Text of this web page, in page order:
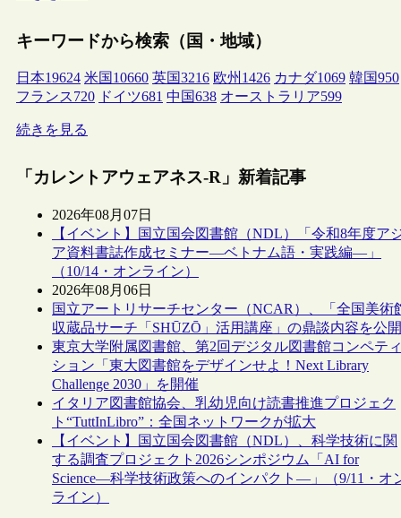
キーワードから検索（国・地域）
日本19624 米国 10660 英国3216 欧州 1426 カナダ1069 韓国950
フランス720 ドイツ681 中国638 オーストラリア599
続きを見る
「カレントアウェアネス-R」新着記事
2026年08月07日
【イベント】国立国会図書館（NDL）「令和8年度ア
ア資料書誌作成セミナー―ベトナム語・実践編―」
（10/14・オンライン）
2026年08月06日
国立アートリサーチセンター（NCAR）、「全国美術
収蔵品サーチ「SHŪZŌ」活用講座」の鼎談内容を公開
東京大学附属図書館、第2回デジタル図書館コンペティ
ション「東大図書館をデザインせよ！Next Library
Challenge 2030」を開催
イタリア図書館協会、乳幼児向け読書推進プロジェク
ト“TuttInLibro”：全国ネットワークが拡大
【イベント】国立国会図書館（NDL）、科学技術に関
する調査プロジェクト2026シンポジウム「AI for
Science―科学技術政策へのインパクト―」（9/11・オ
ライン）